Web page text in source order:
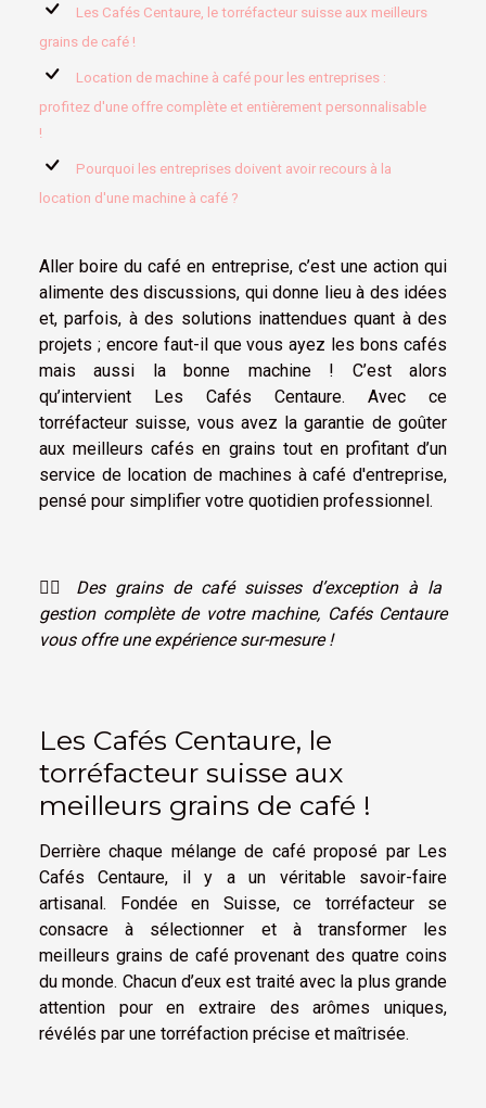
Les Cafés Centaure, le torréfacteur suisse aux meilleurs
grains de café !
Location de machine à café pour les entreprises :
profitez d'une offre complète et entièrement personnalisable
!
Pourquoi les entreprises doivent avoir recours à la
location d'une machine à café ?
Aller boire du café en entreprise, c’est une action qui
alimente des discussions, qui donne lieu à des idées
et, parfois, à des solutions inattendues quant à des
projets ; encore faut-il que vous ayez les bons cafés
mais aussi la bonne machine ! C’est alors
qu’intervient Les Cafés Centaure. Avec ce
torréfacteur suisse, vous avez la garantie de goûter
aux meilleurs cafés en grains tout en profitant d’un
service de location de machines à café d'entreprise,
pensé pour simplifier votre quotidien professionnel.
☝🏼 Des grains de café suisses d’exception à la
gestion complète de votre machine, Cafés Centaure
vous offre une expérience sur-mesure !
Les Cafés Centaure, le
torréfacteur suisse aux
meilleurs grains de café !
Derrière chaque mélange de café proposé par Les
Cafés Centaure, il y a un véritable savoir-faire
artisanal. Fondée en Suisse, ce torréfacteur se
consacre à sélectionner et à transformer les
meilleurs grains de café provenant des quatre coins
du monde. Chacun d’eux est traité avec la plus grande
attention pour en extraire des arômes uniques,
révélés par une torréfaction précise et maîtrisée.